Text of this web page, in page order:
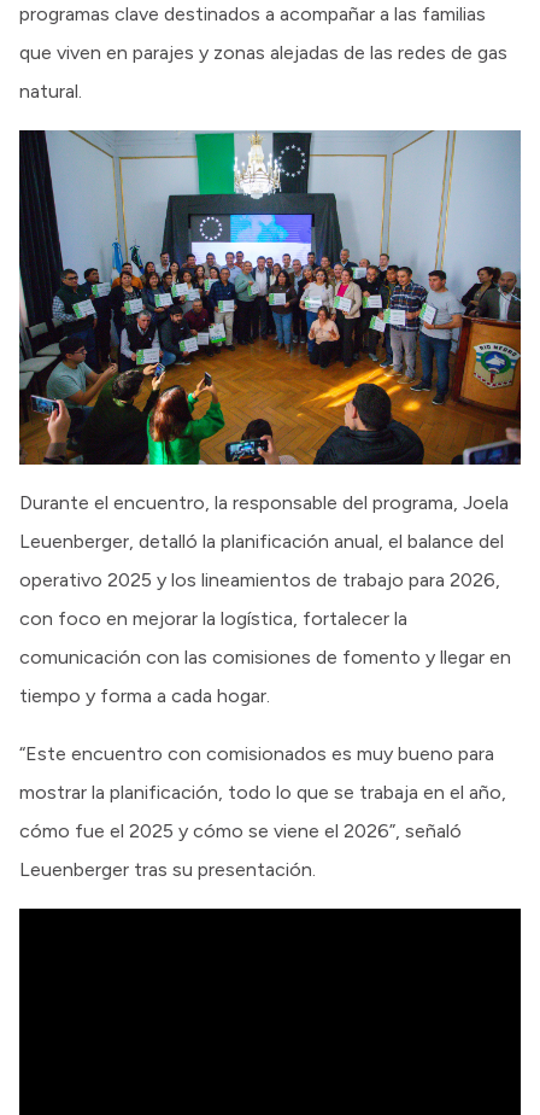
programas clave destinados a acompañar a las familias
que viven en parajes y zonas alejadas de las redes de gas
natural.
Durante el encuentro, la responsable del programa, Joela
Leuenberger, detalló la planificación anual, el balance del
operativo 2025 y los lineamientos de trabajo para 2026,
con foco en mejorar la logística, fortalecer la
comunicación con las comisiones de fomento y llegar en
tiempo y forma a cada hogar.
“Este encuentro con comisionados es muy bueno para
mostrar la planificación, todo lo que se trabaja en el año,
cómo fue el 2025 y cómo se viene el 2026”, señaló
Leuenberger tras su presentación.